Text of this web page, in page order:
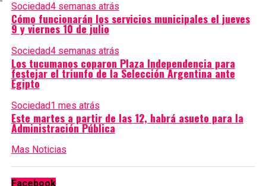
Sociedad4 semanas atrás
Cómo funcionarán los servicios municipales el jueves
9 y viernes 10 de julio
Sociedad4 semanas atrás
Los tucumanos coparon Plaza Independencia para
festejar el triunfo de la Selección Argentina ante
Egipto
Sociedad1 mes atrás
Este martes a partir de las 12, habrá asueto para la
Administración Pública
Mas Noticias
Facebook